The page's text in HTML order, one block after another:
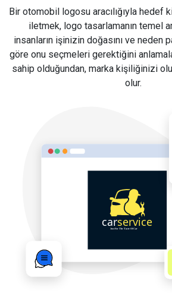
Bir otomobil logosu aracılığıyla hedef
iletmek, logo tasarlamanın temel
insanların işinizin doğasını ve neden
göre onu seçmeleri gerektiğini
sahip olduğundan, marka kişiliğinizi
olur.